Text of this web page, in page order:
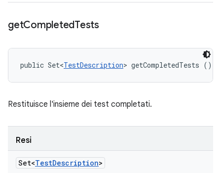
getCompletedTests
public Set<TestDescription> getCompletedTests ()
Restituisce l'insieme dei test completati.
Resi
Set<TestDescription>